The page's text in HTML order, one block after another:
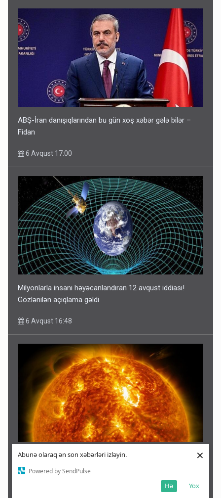
Abunə olaraq ən son xəbərləri izləyin.
Powered by SendPulse
Yox
Hə
×
ABŞ-İran danışıqlarından bu gün xoş xəbər gələ bilər –
Fidan
6 Avqust 17:00
Milyonlarla insanı həyəcanlandıran 12 avqust iddiası!
Gözlənilən açıqlama gəldi
6 Avqust 16:48
Alimlər Günəşin səthini indiyədək ən detallı şəkildə
görüntülədilər